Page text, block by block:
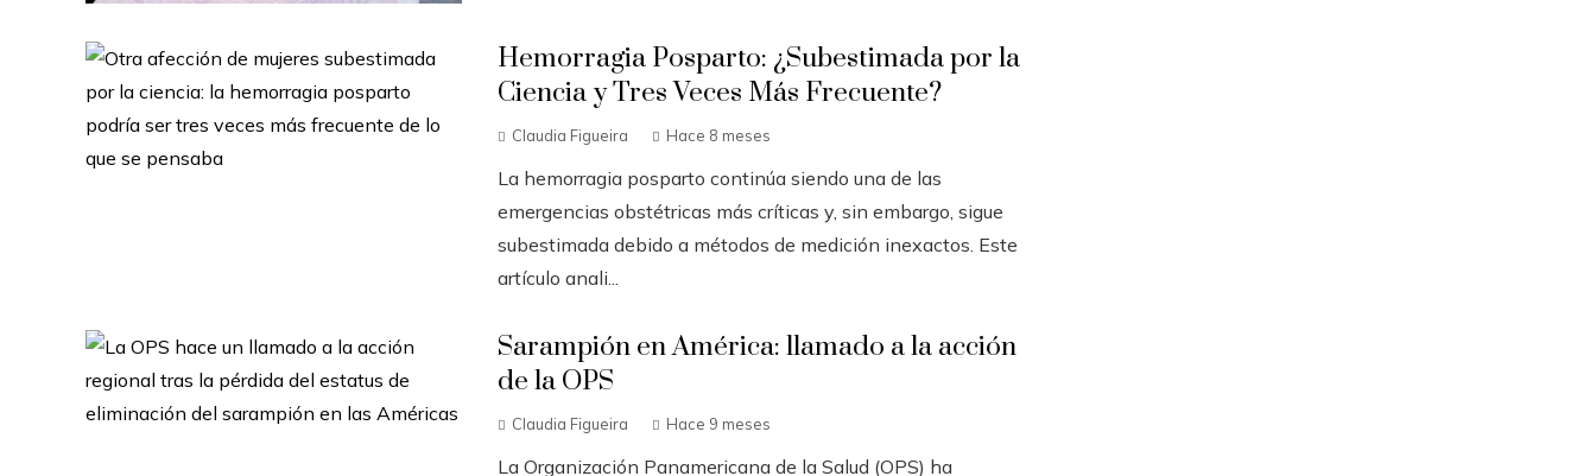
Hemorragia Posparto: ¿Subestimada por la
Ciencia y Tres Veces Más Frecuente?
Claudia Figueira Hace 8 meses
La hemorragia posparto continúa siendo una de las
emergencias obstétricas más críticas y, sin embargo, sigue
subestimada debido a métodos de medición inexactos. Este
artículo anali...
Sarampión en América: llamado a la acción
de la OPS
Claudia Figueira Hace 9 meses
La Organización Panamericana de la Salud (OPS) ha